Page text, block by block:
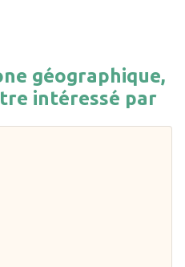
géographique,
intéressé par